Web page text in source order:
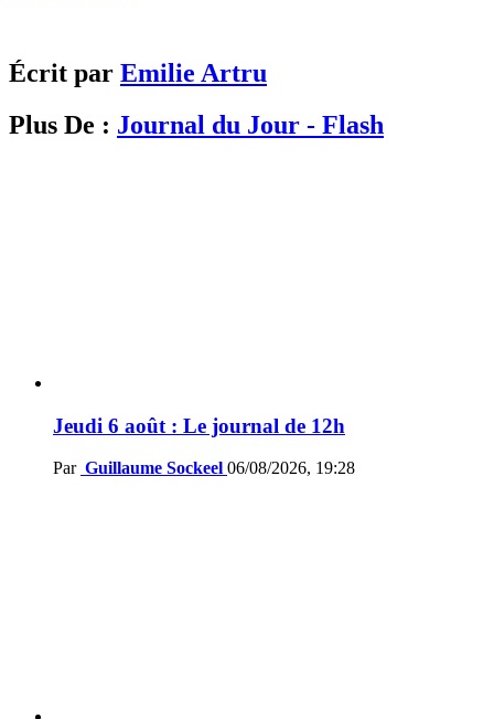
Écrit par Emilie Artru
Plus De : Journal du Jour - Flash
Jeudi 6 août : Le journal de 12h
Par Guillaume Sockeel 06/08/2026, 19:28